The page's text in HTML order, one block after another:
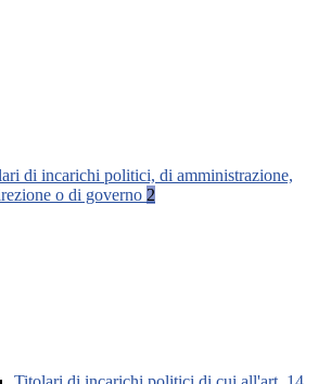
di incarichi politici, di amministrazione,
o di governo 2